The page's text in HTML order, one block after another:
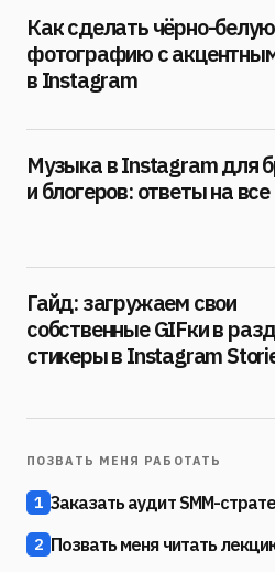
Как сделать чёрно-белую
фотографию с
в Instagram
Музыка в Instagram для
и блогеров: ответы на
Гайд: загружаем свои
собственные GIFки в
стикеры в Instagram
ПОЗВАТЬ МЕНЯ РАБОТАТЬ
1 Заказать аудит SMM-
2 Позвать меня читать